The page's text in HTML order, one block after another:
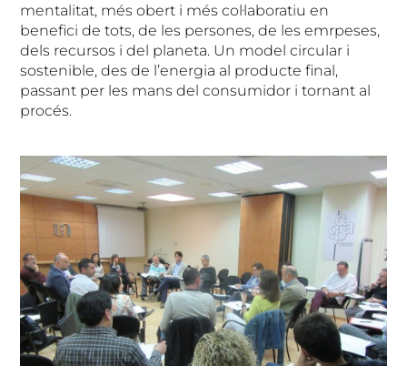
mentalitat, més obert i més col·laboratiu en
benefici de tots, de les persones, de les emrpeses,
dels recursos i del planeta. Un model circular i
sostenible, des de l’energia al producte final,
passant per les mans del consumidor i tornant al
procés.